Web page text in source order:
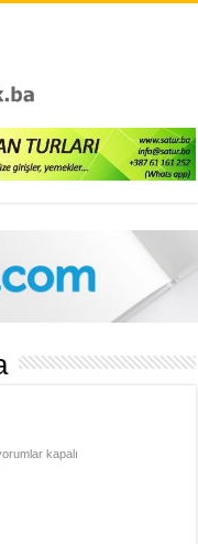
kapalı